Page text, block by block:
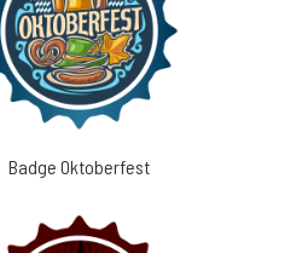
Badge Oktoberfest